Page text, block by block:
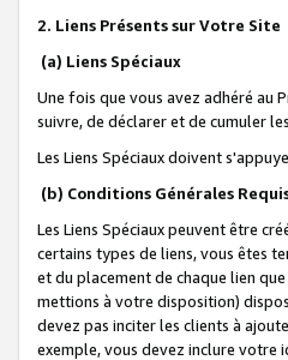
2. Liens Présents sur Votre Site
(a) Liens Spéciaux
Une fois que vous avez adhéré au
suivre, de déclarer et de cumuler
Les Liens Spéciaux doivent
(b) Conditions Générales
Les Liens Spéciaux peuvent être
certains types de liens, vous êtes
et du placement de chaque lien
mettions à votre disposition)
devez pas inciter les clients à
exemple, vous devez inclure votre